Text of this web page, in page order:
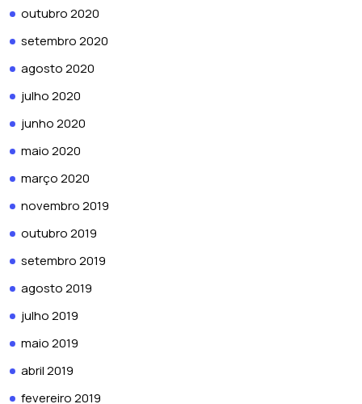
outubro 2020
setembro 2020
agosto 2020
julho 2020
junho 2020
maio 2020
março 2020
novembro 2019
outubro 2019
setembro 2019
agosto 2019
julho 2019
maio 2019
abril 2019
fevereiro 2019